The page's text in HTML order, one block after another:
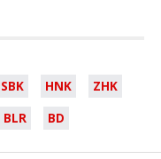
SBK HNK
ZHK
BLR BD